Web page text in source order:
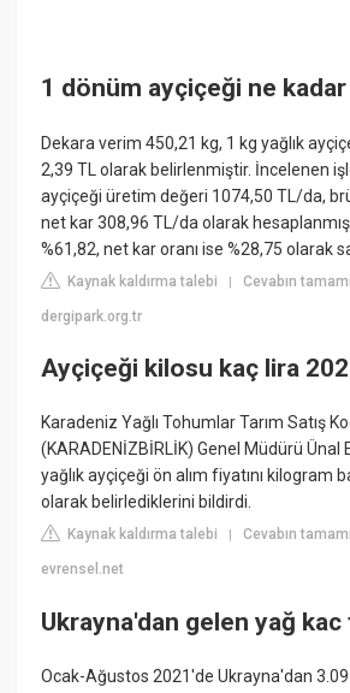
1 dönüm ayçiçeği ne kadar
Dekara verim 450,21 kg, 1 kg yağlık
2,39 TL olarak belirlenmiştir. İncelenen
ayçiçeği üretim değeri 1074,50 TL/da,
net kar 308,96 TL/da olarak
%61,82, net kar oranı ise %28,75 olarak
Kaynak kaldırma talebi |Cevabın
dergipark.org.tr
Ayçiçeği kilosu kaç lira
Karadeniz Yağlı Tohumlar Tarım Satış
(KARADENİZBİRLİK) Genel Müdürü Ünal
yağlık ayçiçeği ön alım fiyatını kilogram
olarak belirlediklerini bildirdi.
Kaynak kaldırma talebi |Cevabın
evrensel.net
Ukrayna'dan gelen yağ kac
Ocak-Ağustos 2021'de Ukrayna'dan